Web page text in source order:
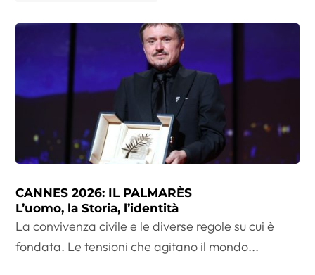
CANNES 2026: IL PALMARÈS
L’uomo, la Storia, l’identità
La convivenza civile e le diverse regole su cui è
fondata. Le tensioni che agitano il mondo...